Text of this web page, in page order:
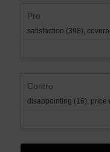
Pro
satisfaction (398),
Contro
disappointing (16), price